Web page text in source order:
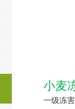
小麦
一级冻